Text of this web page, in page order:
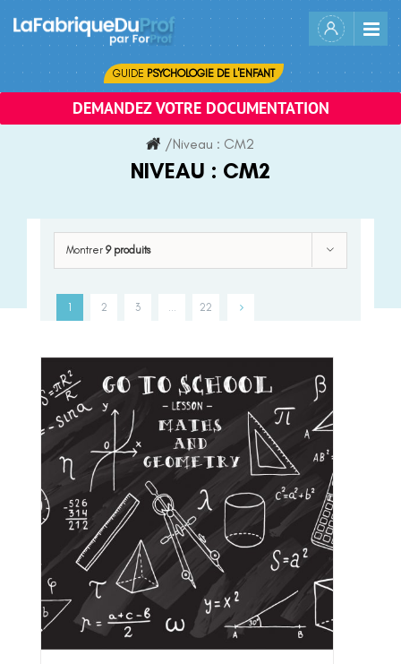
content
GUIDE PSYCHOLOGIE DE L'ENFANT
DEMANDEZ VOTRE DOCUMENTATION
/Niveau : CM2
NIVEAU : CM2
Montrer 9 produits
1 2 3 22